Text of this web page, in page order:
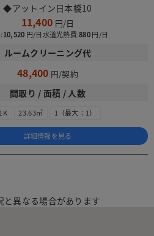
◆アットイン日本橋10
11,400
10,520 水道光熱費:880
ルームクリーニング代
48,400
間取り / 面積 / 人数
1K 23.63㎡ 1（最大：1）
詳細情報を見る
異なる場合があります